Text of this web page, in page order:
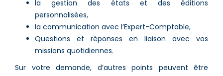
la gestion des états et des éditions
personnalisées,
la communication avec l’Expert-Comptable,
Questions et réponses en liaison avec vos
missions quotidiennes.
Sur votre demande, d’autres points peuvent être